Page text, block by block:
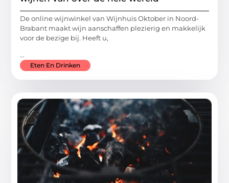
De online wijnwinkel van Wijnhuis Oktober in Noord-
Brabant maakt wijn aanschaffen plezierig en makkelijk
voor de bezige bij. Heeft u,
...
Eten En Drinken